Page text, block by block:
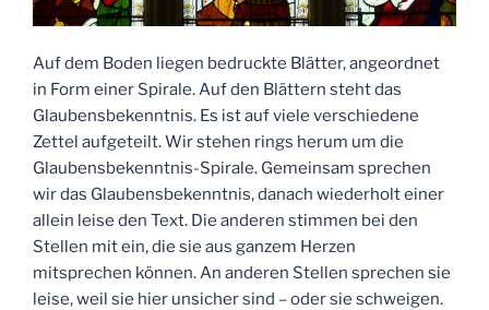
Auf dem Boden liegen bedruckte Blätter, angeordnet
in Form einer Spirale. Auf den Blättern steht das
Glaubensbekenntnis. Es ist auf viele verschiedene
Zettel aufgeteilt. Wir stehen rings herum um die
Glaubensbekenntnis-Spirale. Gemeinsam sprechen
wir das Glaubensbekenntnis, danach wiederholt einer
allein leise den Text. Die anderen stimmen bei den
Stellen mit ein, die sie aus ganzem Herzen
mitsprechen können. An anderen Stellen sprechen sie
leise, weil sie hier unsicher sind – oder sie schweigen.